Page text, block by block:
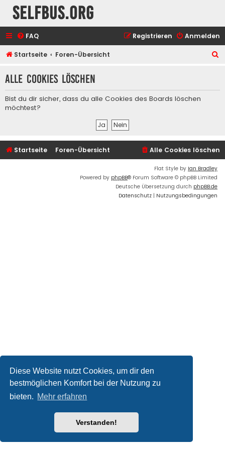
Diese Website nutzt Cookies, um dir den
bestmöglichen Komfort bei der Nutzung zu
bieten. Mehr erfahren
Verstanden!
selfbus.org
FAQ Anmelden
Registrieren
Startseite Foren-Übersicht
h
Alle Cookies löschen
Bist du dir sicher, dass du alle Cookies des Boards löschen
möchtest?
Startseite Foren-Übersicht Alle Cookies löschen
Flat Style by Ian Bradley
Powered by phpBB® Forum Software © phpBB Limited
Deutsche Übersetzung durch phpBB.de
Datenschutz | Nutzungsbedingungen